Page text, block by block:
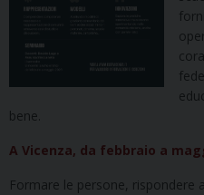
bene.
A Vicenza, da febbraio a
Formare le persone, rispondere